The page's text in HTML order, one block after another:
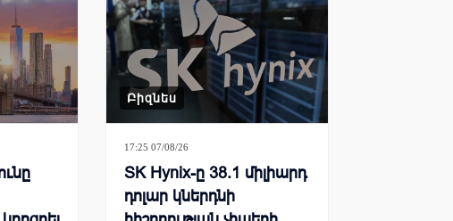
Բիզնես
17:25 07/08/26
SK Hynix-ը 38.1 միլիարդ
դոլար կներդնի